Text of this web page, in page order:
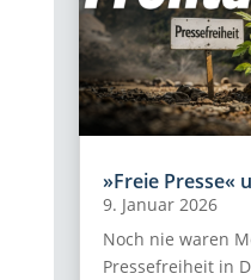
»Freie Presse«
9. Januar 2026
Noch nie waren
Pressefreiheit in